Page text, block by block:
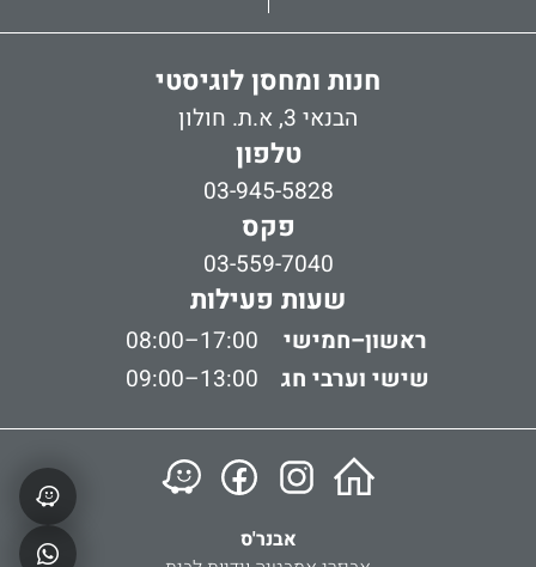
חנות ומחסן לוגיסטי
הבנאי 3, א.ת. חולון
טלפון
03-945-5828
פקס
03-559-7040
שעות פעילות
ראשון–חמישי
08:00–17:00
שישי וערבי חג
09:00–13:00
אבנר'ס